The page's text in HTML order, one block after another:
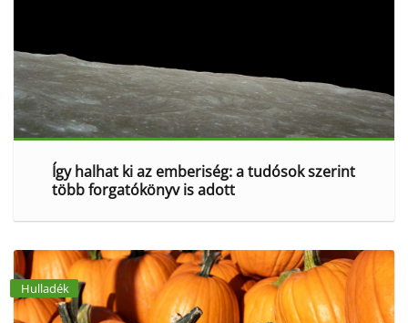
Így halhat ki az emberiség: a tudósok szerint
több forgatókönyv is adott
Hulladék